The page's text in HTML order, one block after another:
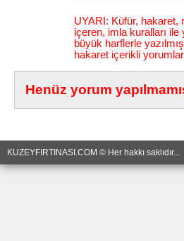
UYARI: Küfür, hakaret,
içeren, imla kuralları
büyük harflerle
hakaret içerikli
Henüz yorum
KUZEYFIRTINASI.COM © Her hakkı saklıdır...